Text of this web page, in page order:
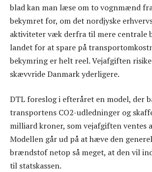
blad kan man læse om to vognmænd
bekymret for, om det nordjyske
aktiviteter væk derfra til mere centrale
landet for at spare på
bekymring er helt reel. Vejafgiften
skævvride Danmark yderligere.
DTL foreslog i efteråret en model, der
transportens CO2-udledninger og
milliard kroner, som vejafgiften ventes
Modellen går ud på at hæve den
brændstof netop så meget, at den vil
til statskassen.